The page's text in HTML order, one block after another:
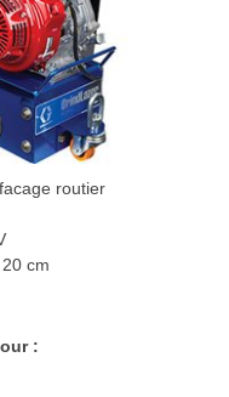
routier
cm
: